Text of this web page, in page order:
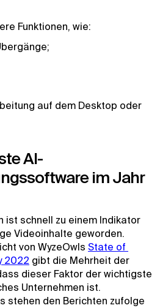
Funktionen, wie:
auf dem Desktop oder
AI-
im Jahr
ist schnell zu einem Indikator
Videoinhalte geworden.
von WyzeOwls State of
2022 gibt die Mehrheit der
dieser Faktor der wichtigste
Unternehmen ist.
stehen den Berichten zufolge